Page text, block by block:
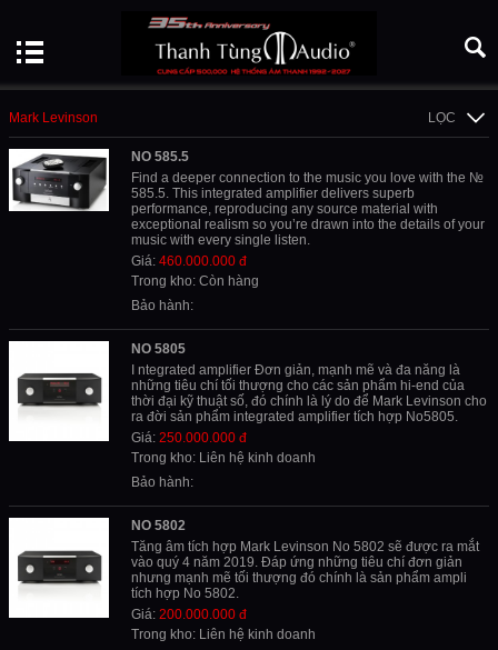
Mark Levinson LỌC
NO 585.5
Find a deeper connection to the music you love with the №
585.5. This integrated amplifier delivers superb
performance, reproducing any source material with
exceptional realism so you’re drawn into the details of your
music with every single listen.
Giá: 460.000.000 đ
Trong kho: Còn hàng
Bảo hành:
NO 5805
I ntegrated amplifier Đơn giản, mạnh mẽ và đa năng là
những tiêu chí tối thượng cho các sản phẩm hi-end của
thời đại kỹ thuật số, đó chính là lý do để Mark Levinson cho
ra đời sản phẩm integrated amplifier tích hợp No5805.
Giá: 250.000.000 đ
Trong kho: Liên hệ kinh doanh
Bảo hành:
NO 5802
Tăng âm tích hợp Mark Levinson No 5802 sẽ được ra mắt
vào quý 4 năm 2019. Đáp ứng những tiêu chí đơn giản
nhưng mạnh mẽ tối thượng đó chính là sản phẩm ampli
tích hợp No 5802.
Giá: 200.000.000 đ
Trong kho: Liên hệ kinh doanh